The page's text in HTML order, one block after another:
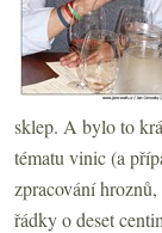
sklep. A bylo to
tématu vinic (a
zpracování
řádky o deset